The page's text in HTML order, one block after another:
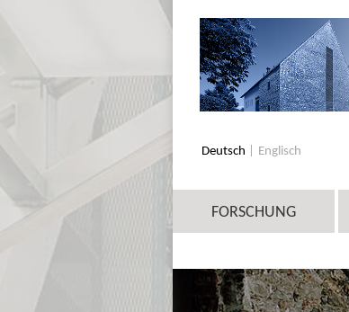
Deutsch Englisch
FORSCHUNG